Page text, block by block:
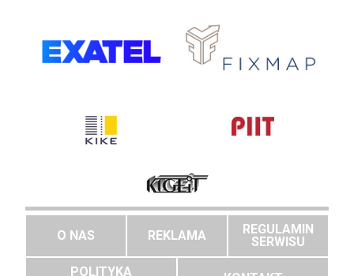
O NAS REKLAMA
REGULAMIN
SERWISU
POLITYKA